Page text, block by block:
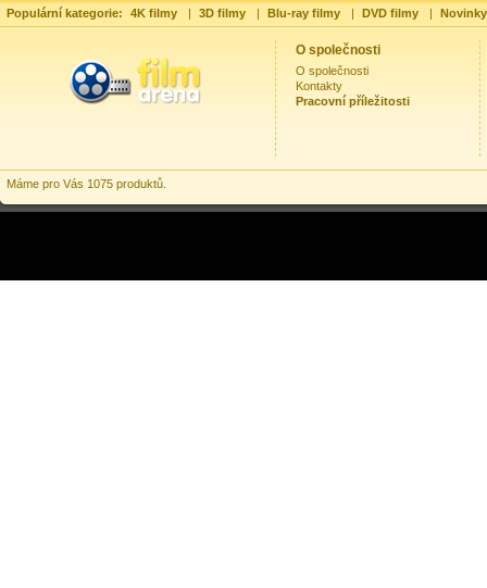
Populární kategorie: 4K filmy | 3D filmy | Blu-ray filmy | DVD filmy |
O společnosti
O společnosti
Kontakty
Pracovní příležitosti
Máme pro Vás 1075 produktů.